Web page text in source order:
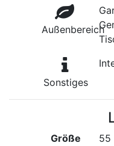
Außenbereich
Sonstiges
Größe
55